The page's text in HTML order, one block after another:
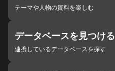
テーマや人物の資料を楽しむ
データベースを見つける
連携しているデータベースを探す